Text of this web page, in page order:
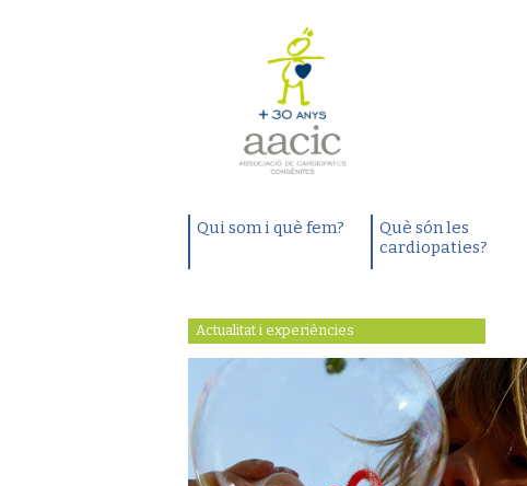
Qui som i què fem?
Què són les
cardiopaties?
Actualitat i experiències